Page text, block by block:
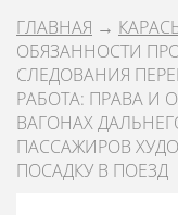
ГЛАВНАЯ →
ОБЯЗАННОСТИ
СЛЕДОВАНИЯ
РАБОТА: ПРАВА И
ВАГОНАХ
ПАССАЖИРОВ
ПОСАДКУ В ПОЕЗД